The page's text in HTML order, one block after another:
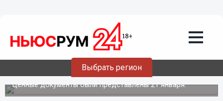
Выбрать регион
21.01.201918:50
Нижегородцам раскрыли тайну
Аркадия Гайдара
Ценные документы были представлены 21 января.